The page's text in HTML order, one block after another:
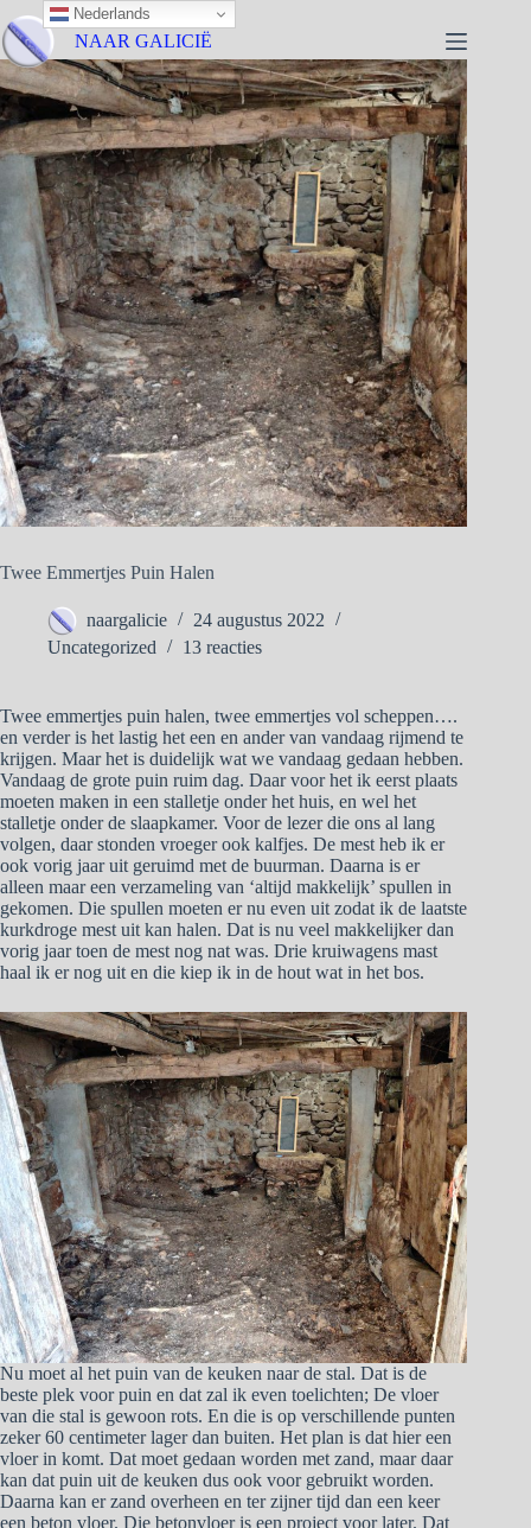
NAAR GALICIË
Twee Emmertjes Puin Halen
naargalicie
24 augustus 2022
Uncategorized
13 reacties
Twee emmertjes puin halen, twee emmertjes vol scheppen….
en verder is het lastig het een en ander van vandaag rijmend te
krijgen. Maar het is duidelijk wat we vandaag gedaan hebben.
Vandaag de grote puin ruim dag. Daar voor het ik eerst plaats
moeten maken in een stalletje onder het huis, en wel het
stalletje onder de slaapkamer. Voor de lezer die ons al lang
volgen, daar stonden vroeger ook kalfjes. De mest heb ik er
ook vorig jaar uit geruimd met de buurman. Daarna is er
alleen maar een verzameling van ‘altijd makkelijk’ spullen in
gekomen. Die spullen moeten er nu even uit zodat ik de laatste
kurkdroge mest uit kan halen. Dat is nu veel makkelijker dan
vorig jaar toen de mest nog nat was. Drie kruiwagens mast
haal ik er nog uit en die kiep ik in de hout wat in het bos.
Nu moet al het puin van de keuken naar de stal. Dat is de
beste plek voor puin en dat zal ik even toelichten; De vloer
van die stal is gewoon rots. En die is op verschillende punten
zeker 60 centimeter lager dan buiten. Het plan is dat hier een
vloer in komt. Dat moet gedaan worden met zand, maar daar
kan dat puin uit de keuken dus ook voor gebruikt worden.
Daarna kan er zand overheen en ter zijner tijd dan een keer
een beton vloer. Die betonvloer is een project voor later. Dat
Nederlands